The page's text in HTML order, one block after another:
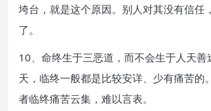
垮台，就是这个原因。别人对其没有信任
了。
10、命终生于三恶道，而不会生于人天善
天，临终一般都是比较安详、少有痛苦的
者临终痛苦云集，难以言表。